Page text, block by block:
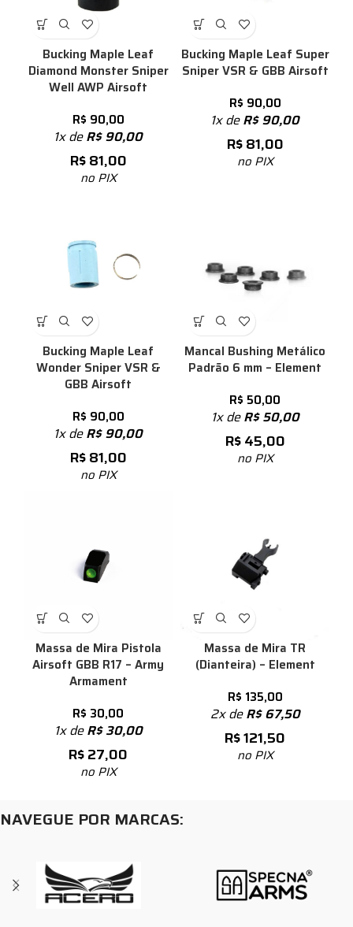
Bucking Maple Leaf
Diamond Monster Sniper
Well AWP Airsoft
R$ 90,00
1x deR$90,00
R$81,00
no PIX
Bucking Maple Leaf Super
Sniper VSR & GBB Airsoft
R$ 90,00
1x deR$90,00
R$81,00
no PIX
Bucking Maple Leaf
Wonder Sniper VSR &
GBB Airsoft
R$ 90,00
1x deR$90,00
R$81,00
no PIX
Mancal Bushing Metálico
Padrão 6 mm – Element
R$ 50,00
1x deR$50,00
R$45,00
no PIX
Massa de Mira Pistola
Airsoft GBB R17 – Army
Armament
R$ 30,00
1x deR$30,00
R$27,00
no PIX
Massa de Mira TR
(Dianteira) – Element
R$ 135,00
2x deR$67,50
R$121,50
no PIX
NAVEGUE POR MARCAS: